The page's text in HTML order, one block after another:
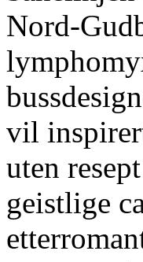
Nord-
vil
uten
geistlige